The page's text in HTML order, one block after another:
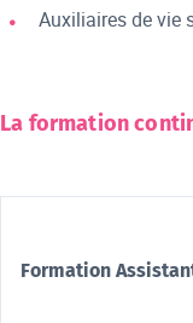
Auxiliaires de vie
La formation
Formation